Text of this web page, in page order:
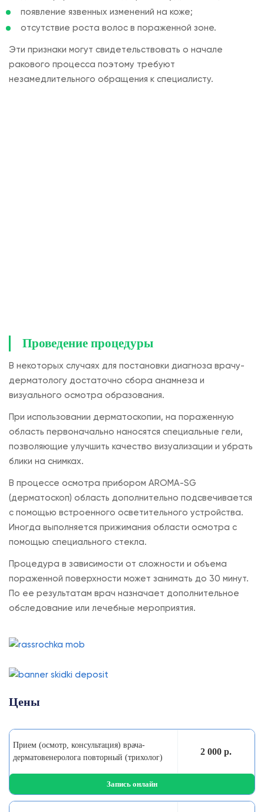
появление язвенных изменений на коже;
отсутствие роста волос в пораженной зоне.
Эти признаки могут свидетельствовать о начале
ракового процесса поэтому требуют
незамедлительного обращения к специалисту.
Проведение процедуры
В некоторых случаях для постановки диагноза врачу-
дерматологу достаточно сбора анамнеза и
визуального осмотра образования.
При использовании дерматоскопии, на пораженную
область первоначально наносятся специальные гели,
позволяющие улучшить качество визуализации и убрать
блики на снимках.
В процессе осмотра прибором AROMA-SG
(дерматоскоп) область дополнительно подсвечивается
с помощью встроенного осветительного устройства.
Иногда выполняется прижимания области осмотра с
помощью специального стекла.
Процедура в зависимости от сложности и объема
пораженной поверхности может занимать до 30 минут.
По ее результатам врач назначает дополнительное
обследование или лечебные мероприятия.
Цены
Прием (осмотр, консультация) врача-
дерматовенеролога повторный (трихолог)
2 000 р.
Запись онлайн